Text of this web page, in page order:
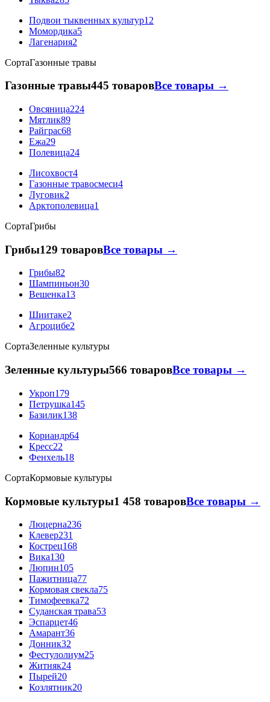
Подвои тыквенных культур12
Момордика5
Лагенария2
СортаГазонные травы
Газонные травы445 товаровВсе товары →
Овсяница224
Мятлик89
Райграс68
Ежа29
Полевица24
Лисохвост4
Газонные травосмеси4
Луговик2
Арктополевица1
СортаГрибы
Грибы129 товаровВсе товары →
Грибы82
Шампиньон30
Вешенка13
Шиитаке2
Агроцибе2
СортаЗеленные культуры
Зеленные культуры566 товаровВсе товары →
Укроп179
Петрушка145
Базилик138
Кориандр64
Кресс22
Фенхель18
СортаКормовые культуры
Кормовые культуры1 458 товаровВсе товары →
Люцерна236
Клевер231
Кострец168
Вика130
Люпин105
Пажитница77
Кормовая свекла75
Тимофеевка72
Суданская трава53
Эспарцет46
Амарант36
Донник32
Фестулолиум25
Житняк24
Пырей20
Козлятник20